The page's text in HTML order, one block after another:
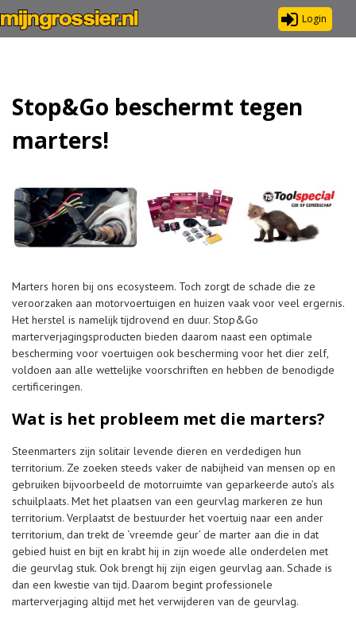
Login
Stop&Go beschermt tegen
marters!
Marters horen bij ons ecosysteem. Toch zorgt de schade die ze
veroorzaken aan motorvoertuigen en huizen vaak voor veel ergernis.
Het herstel is namelijk tijdrovend en duur. Stop&Go
marterverjagingsproducten bieden daarom naast een optimale
bescherming voor voertuigen ook bescherming voor het dier zelf,
voldoen aan alle wettelijke voorschriften en hebben de benodigde
certificeringen.
Wat is het probleem met die marters?
Steenmarters zijn solitair levende dieren en verdedigen hun
territorium. Ze zoeken steeds vaker de nabijheid van mensen op en
gebruiken bijvoorbeeld de motorruimte van geparkeerde auto’s als
schuilplaats. Met het plaatsen van een geurvlag markeren ze hun
territorium. Verplaatst de bestuurder het voertuig naar een ander
territorium, dan trekt de ‘vreemde geur’ de marter aan die in dat
gebied huist en bijt en krabt hij in zijn woede alle onderdelen met
die geurvlag stuk. Ook brengt hij zijn eigen geurvlag aan. Schade is
dan een kwestie van tijd. Daarom begint professionele
marterverjaging altijd met het verwijderen van de geurvlag.